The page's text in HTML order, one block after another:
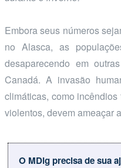
Embora seus números
no Alasca, as
desaparecendo em
Canadá. A invasão
climáticas, como
violentos, devem ameaçar
O MDig precisa de sua